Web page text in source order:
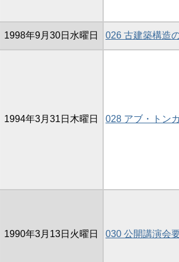
1998年9月30日水曜日 026 古建築構造
1994年3月31日木曜日 028 アブ・トン
1990年3月13日火曜日 030 公開講演会